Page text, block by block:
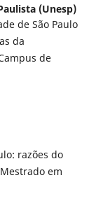
(Unesp)
de São Paulo
da
de
razões do
em